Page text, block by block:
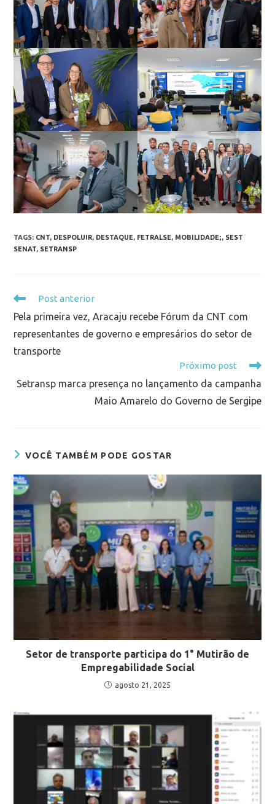
TAGS: CNT, DESPOLUIR, DESTAQUE, FETRALSE, MOBILIDADE;, SEST
SENAT, SETRANSP
Post anterior
Pela primeira vez, Aracaju recebe Fórum da CNT com
representantes de governo e empresários do setor de
transporte
Próximo post
Setransp marca presença no lançamento da campanha
Maio Amarelo do Governo de Sergipe
VOCÊ TAMBÉM PODE GOSTAR
Setor de transporte participa do 1° Mutirão de
Empregabilidade Social
agosto 21, 2025